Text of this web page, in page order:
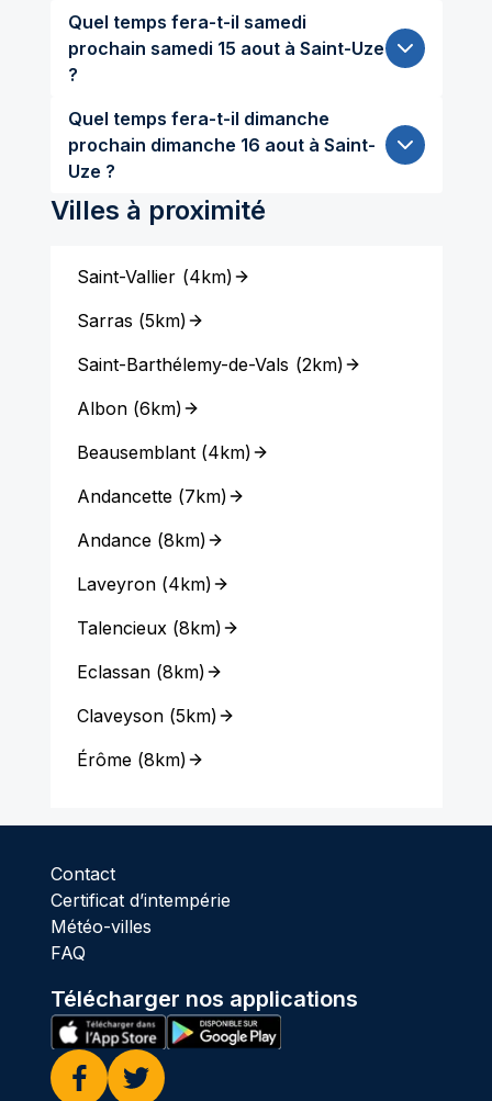
Quel temps fera-t-il samedi
prochain samedi 15 aout à Saint-Uze
?
Quel temps fera-t-il dimanche
prochain dimanche 16 aout à Saint-
Uze ?
Villes à proximité
Saint-Vallier (4km)
Sarras (5km)
Saint-Barthélemy-de-Vals (2km)
Albon(6km)
Beausemblant(4km)
Andancette(7km)
Andance(8km)
Laveyron(4km)
Talencieux(8km)
Eclassan(8km)
Claveyson(5km)
Érôme(8km)
Contact
Certificat d’intempérie
Météo-villes
FAQ
Télécharger nos applications